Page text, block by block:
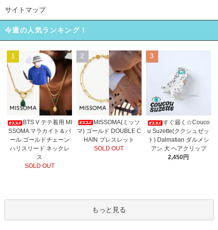
サイトマップ
今週の人気ランキング！
1
BTS V テテ着用 MI
SSOMA マラカイト＆パ
ール ゴールドチェーン
ハリスリード ネックレ
ス
SOLD OUT
2
MISSOMA(ミッソ
マ) ゴールド DOUBLE C
HAIN ブレスレット
SOLD OUT
3
すぐ届く☆Couco
u Suzette(ククシュゼッ
ト) Dalmatian ダルメシ
アン 犬 ヘアクリップ
2,450円
もっと見る